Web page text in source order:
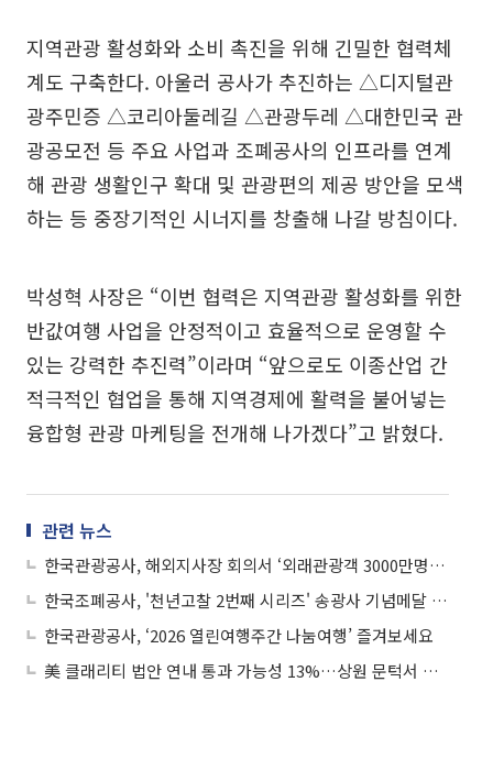
지역관광 활성화와 소비 촉진을 위해 긴밀한 협력체
계도 구축한다. 아울러 공사가 추진하는 △디지털관
광주민증 △코리아둘레길 △관광두레 △대한민국 관
광공모전 등 주요 사업과 조폐공사의 인프라를 연계
해 관광 생활인구 확대 및 관광편의 제공 방안을 모색
하는 등 중장기적인 시너지를 창출해 나갈 방침이다.
박성혁 사장은 “이번 협력은 지역관광 활성화를 위한
반값여행 사업을 안정적이고 효율적으로 운영할 수
있는 강력한 추진력”이라며 “앞으로도 이종산업 간
적극적인 협업을 통해 지역경제에 활력을 불어넣는
융합형 관광 마케팅을 전개해 나가겠다”고 밝혔다.
관련 뉴스
한국관광공사, 해외지사장 회의서 ‘외래관광객 3000만명’ 달성 총력
한국조폐공사, '천년고찰 2번째 시리즈' 송광사 기념메달 출시
한국관광공사, ‘2026 열린여행주간 나눔여행’ 즐겨보세요
美 클래리티 법안 연내 통과 가능성 13%…상원 문턱서 제동